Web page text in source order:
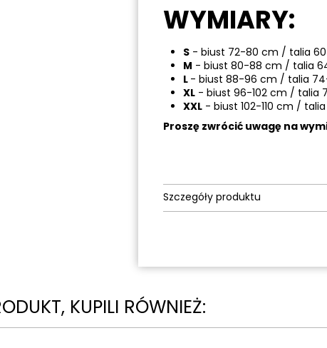
WYMIARY:
S - biust 72-80 cm / talia
M - biust 80-88 cm / talia
L - biust 88-96 cm / talia
XL - biust 96-102 cm / talia
XXL - biust 102-110 cm /
Proszę zwrócić uwagę na
Szczegóły produktu
KUPILI RÓWNIEŻ: